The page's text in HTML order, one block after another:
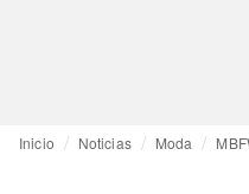
Inicio Noticias Moda